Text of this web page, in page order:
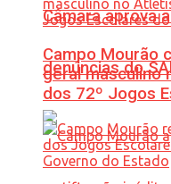
Câmara aprova
denúncias do
Campo Mourão
geral masculino
dos 72º Jogos